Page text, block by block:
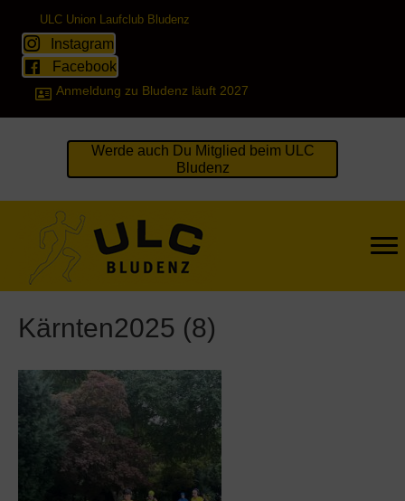
ULC Union Laufclub Bludenz
Instagram
Facebook
Anmeldung zu Bludenz läuft 2027
Werde auch Du Mitglied beim ULC
Bludenz
Kärnten2025 (8)